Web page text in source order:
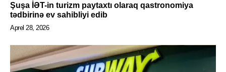
Şuşa İƏT-in turizm paytaxtı olaraq qastronomiya
tədbirinə ev sahibliyi edib
Aprel 28, 2026